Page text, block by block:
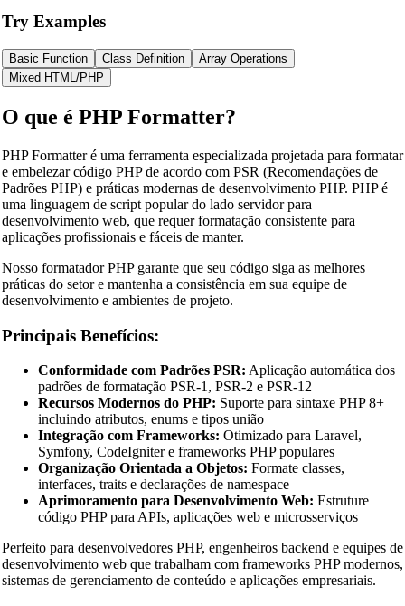
Try Examples
Basic Function Class Definition
Array Operations
Mixed HTML/PHP
O que é PHP Formatter?
PHP Formatter é uma ferramenta especializada projetada para formatar
e embelezar código PHP de acordo com PSR (Recomendações de
Padrões PHP) e práticas modernas de desenvolvimento PHP. PHP é
uma linguagem de script popular do lado servidor para
desenvolvimento web, que requer formatação consistente para
aplicações profissionais e fáceis de manter.
Nosso formatador PHP garante que seu código siga as melhores
práticas do setor e mantenha a consistência em sua equipe de
desenvolvimento e ambientes de projeto.
Principais Benefícios:
Conformidade com Padrões PSR: Aplicação automática dos
padrões de formatação PSR-1, PSR-2 e PSR-12
Recursos Modernos do PHP: Suporte para sintaxe PHP 8+
incluindo atributos, enums e tipos união
Integração com Frameworks: Otimizado para Laravel,
Symfony, CodeIgniter e frameworks PHP populares
Organização Orientada a Objetos: Formate classes,
interfaces, traits e declarações de namespace
Aprimoramento para Desenvolvimento Web: Estruture
código PHP para APIs, aplicações web e microsserviços
Perfeito para desenvolvedores PHP, engenheiros backend e equipes de
desenvolvimento web que trabalham com frameworks PHP modernos,
sistemas de gerenciamento de conteúdo e aplicações empresariais.